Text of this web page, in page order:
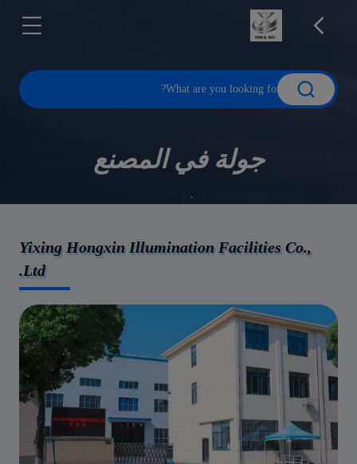
جولة في المصنع
Yixing Hongxin Illumination Facilities Co.,
Ltd.